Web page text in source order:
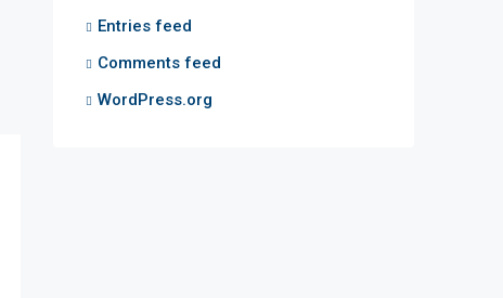
Entries feed
Comments feed
WordPress.org